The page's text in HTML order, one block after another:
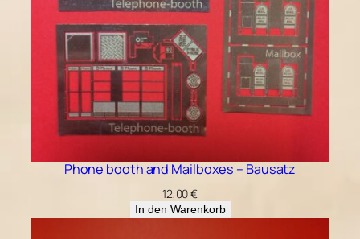
Phone booth and Mailboxes – Bausatz
12,00€
In den Warenkorb